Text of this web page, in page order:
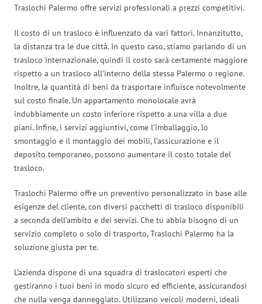
Traslochi Palermo offre servizi professionali a prezzi competitivi.
Il costo di un trasloco è influenzato da vari fattori. Innanzitutto,
la distanza tra le due città. In questo caso, stiamo parlando di un
trasloco internazionale, quindi il costo sarà certamente maggiore
rispetto a un trasloco all’interno della stessa Palermo o regione.
Inoltre, la quantità di beni da trasportare influisce notevolmente
sul costo finale. Un appartamento monolocale avrà
indubbiamente un costo inferiore rispetto a una villa a due
piani. Infine, i servizi aggiuntivi, come l’imballaggio, lo
smontaggio e il montaggio dei mobili, l’assicurazione e il
deposito temporaneo, possono aumentare il costo totale del
trasloco.
Traslochi Palermo offre un preventivo personalizzato in base alle
esigenze del cliente, con diversi pacchetti di trasloco disponibili
a seconda dell’ambito e dei servizi. Che tu abbia bisogno di un
servizio completo o solo di trasporto, Traslochi Palermo ha la
soluzione giusta per te.
L’azienda dispone di una squadra di traslocatori esperti che
gestiranno i tuoi beni in modo sicuro ed efficiente, assicurandosi
che nulla venga danneggiato. Utilizzano veicoli moderni, ideali